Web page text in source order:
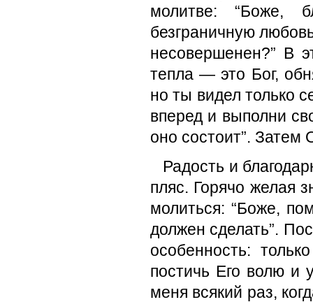
молитве: “Боже,
безграничную
несовершенен?” В
тепла — это Бог,
но ты видел только
вперед и выполни
оно состоит”. Затем
Радость и
пляс. Горячо желая
молиться: “Боже,
должен сделать”.
особенность:
постичь Его волю и
меня всякий раз,